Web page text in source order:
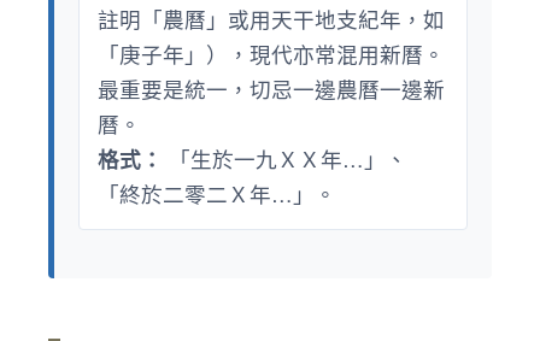
註明「農曆」或用天干地支紀年，如
「庚子年」），現代亦常混用新曆。
最重要是統一，切忌一邊農曆一邊新
曆。
格式：
「生於一九ＸＸ年…」、
「終於二零二Ｘ年…」。